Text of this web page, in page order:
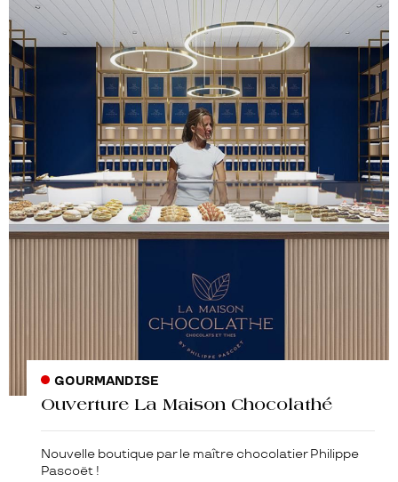
GOURMANDISE
Ouverture La Maison Chocolathé
Nouvelle boutique par le maître chocolatier Philippe
Pascoët !